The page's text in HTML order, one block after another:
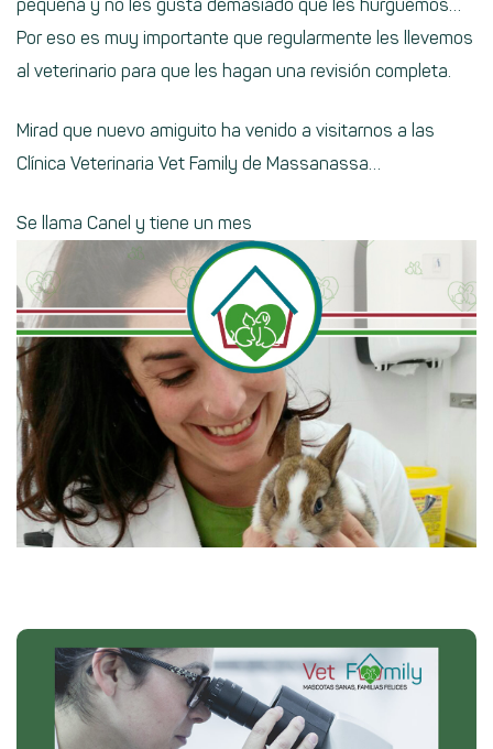
pequeña y no les gusta demasiado que les hurguemos…
Por eso es muy importante que regularmente les llevemos
al veterinario para que les hagan una revisión completa.
Mirad que nuevo amiguito ha venido a visitarnos a las
Clínica Veterinaria Vet Family de Massanassa…
Se llama Canel y tiene un mes